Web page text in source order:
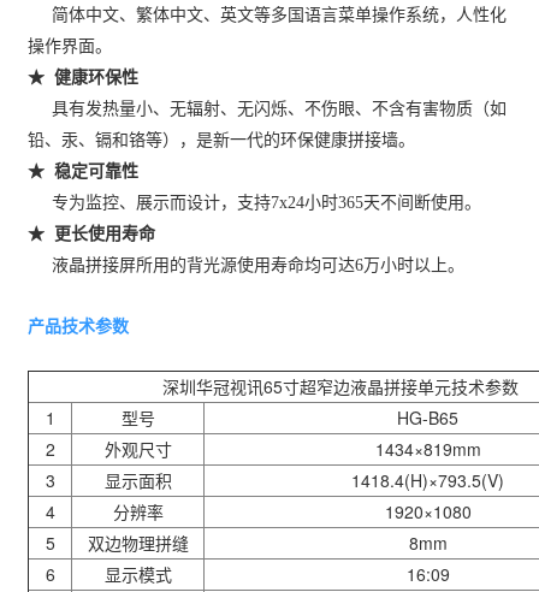
简体中文、繁体中文、英文等多国语言菜单操作系统，人性化
操作界面。
★ 健康环保性
具有发热量小、无辐射、无闪烁、不伤眼、不含有害物质（如
铅、汞、镉和铬等），是新一代的环保健康拼接墙。
★ 稳定可靠性
专为监控、展示而设计，支持7x24小时365天不间断使用。
★ 更长使用寿命
液晶拼接屏所用的背光源使用寿命均可达6万小时以上。
产品技术参数
深圳华冠视讯65寸超窄边液晶拼接单元技术参数
1
型号
HG-B65
2
外观尺寸
1434×819mm
3
显示面积
1418.4(H)×793.5(V)
4
分辨率
1920×1080
5
双边物理拼缝
8mm
6
显示模式
16:09